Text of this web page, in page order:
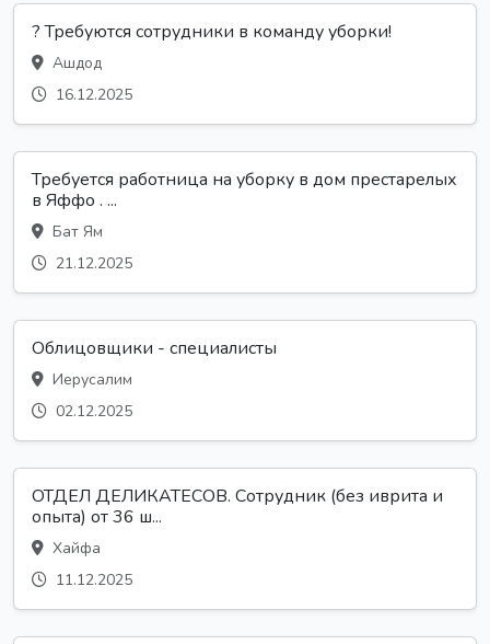
? Требуются сотрудники в команду уборки!
Ашдод
16.12.2025
Требуется работница на уборку в дом престарелых
в Яффо . ...
Бат Ям
21.12.2025
Облицовщики - специалисты
Иерусалим
02.12.2025
ОТДЕЛ ДЕЛИКАТЕСОВ. Сотрудник (без иврита и
опыта) от 36 ш...
Хайфа
11.12.2025